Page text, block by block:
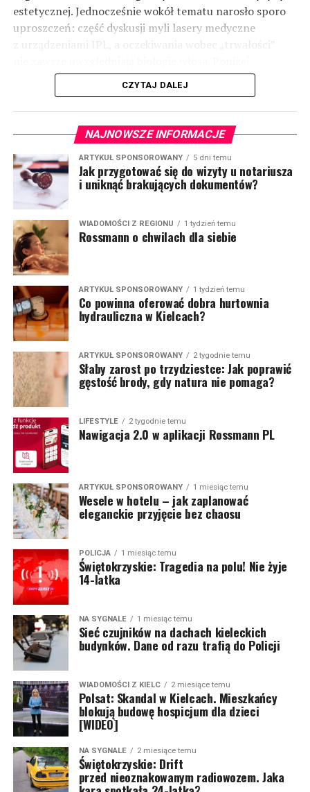
estetycznej. Jednocześnie wokół tematu narosło sporo
uproszczeń: część dyskusji myli lasery medyczne
uporządkowano najważniejsze informacje: jak działa
technologia, kiedy ma uzasadnienie i o czym pamiętać
w praktyce.(więcej…)
CZYTAJ DALEJ
NAJNOWSZE INFORMACJE
ARTYKUŁ SPONSOROWANY 5 dni temu
Jak przygotować się do wizyty u notariusza
i uniknąć brakujących dokumentów?
WIADOMOŚCI Z REGIONU 1 tydzień temu
Rossmann o chwilach dla siebie
ARTYKUŁ SPONSOROWANY 1 tydzień temu
Co powinna oferować dobra hurtownia
hydrauliczna w Kielcach?
ARTYKUŁ SPONSOROWANY 2 tygodnie temu
Słaby zarost po trzydziestce: Jak poprawić
gęstość brody, gdy natura nie pomaga?
LIFESTYLE 2 tygodnie temu
Nawigacja 2.0 w aplikacji Rossmann PL
ARTYKUŁ SPONSOROWANY 1 miesiąc temu
Wesele w hotelu – jak zaplanować
eleganckie przyjęcie bez chaosu
POLICJA 1 miesiąc temu
Świętokrzyskie: Tragedia na polu! Nie żyje
14-latka
NA SYGNALE 1 miesiąc temu
Sieć czujników na dachach kieleckich
budynków. Dane od razu trafią do Policji
WIADOMOŚCI Z KIELC 2 miesiące temu
Polsat: Skandal w Kielcach. Mieszkańcy
blokują budowę hospicjum dla dzieci
[WIDEO]
NA SYGNALE 2 miesiące temu
Świętokrzyskie: Drift
przed nieoznakowanym radiowozem. Jaka